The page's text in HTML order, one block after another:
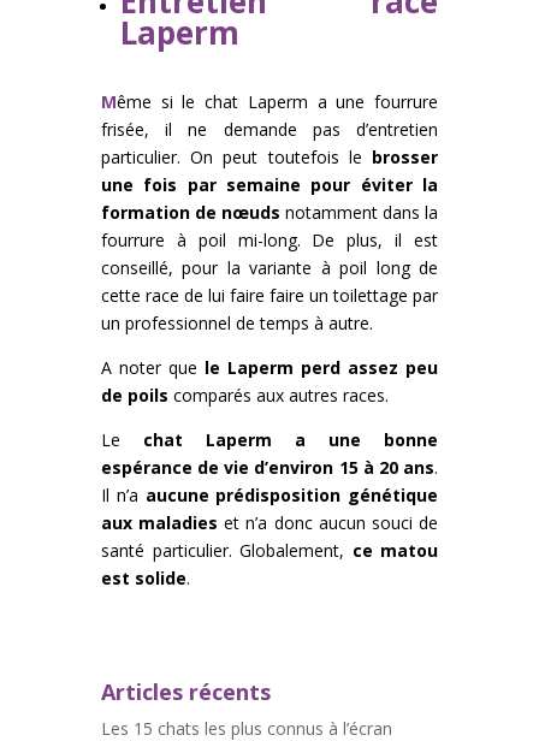
Laperm
Même si le chat Laperm a une fourrure
frisée, il ne demande pas d’entretien
particulier. On peut toutefois le brosser
une fois par semaine pour éviter la
formation de nœuds notamment dans la
fourrure à poil mi-long. De plus, il est
conseillé, pour la variante à poil long de
cette race de lui faire faire un toilettage par
un professionnel de temps à autre.
A noter que le Laperm perd assez peu
de poils comparés aux autres races.
Le chat Laperm a une bonne
espérance de vie d’environ 15 à 20 ans.
Il n’a aucune prédisposition génétique
aux maladies et n’a donc aucun souci de
santé particulier. Globalement, ce matou
est solide.
Articles récents
Les 15 chats les plus connus à l’écran